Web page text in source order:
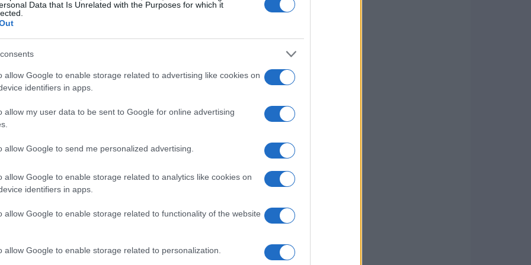
Data that Is Unrelated with the Purposes for which it
allow Google to enable storage related to advertising like cookies on
identifiers in apps.
allow my user data to be sent to Google for online advertising
allow Google to send me personalized advertising.
allow Google to enable storage related to analytics like cookies on
identifiers in apps.
allow Google to enable storage related to functionality of the website
allow Google to enable storage related to personalization.
sencilla y sabrosa
vida a las sobras de queso es
la vida útil del queso, sino que también
duros o semiduros, como el queso
Simplemente corta el queso en bastones y
como tomillo y romero, junto con
chile. Cubre todo con un buen aceite de
aperitivo exquisito!